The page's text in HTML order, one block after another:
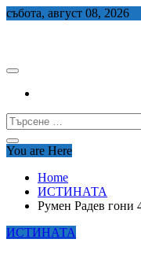
Skip
събота, август 08, 2026
Търсене
за:
You are Here
Home
ИСТИНАТА
Румен Радев гони
ИСТИНАТА